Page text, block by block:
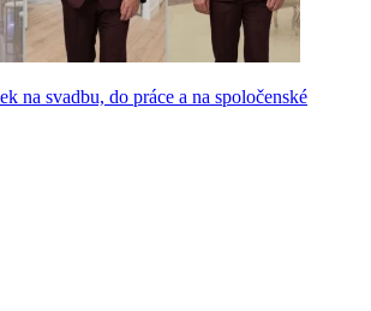
na svadbu, do práce a na spoločenské